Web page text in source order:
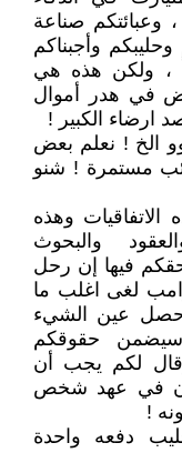
وعبائتكم صناعة
وأجبناكم
، ولكن هذه هي
في هدر أموال
ارضاء الكبير !
الخ ! نعلم بعض
مستمرة ! شنو
وهذه
والبحوث
فيها إن رحل
لغى اغلب ما
حصل عين الشيء
حقوقكم
لكم يجب أن
في عهد شخص
!
دفعه واحدة